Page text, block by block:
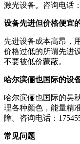
激光设备。咨询电话：
设备先进但价格便宜
先进设备成本高昂，
价格过低的所谓先进
不要被低价蒙蔽。
哈尔滨俪也国际的设
哈尔滨俪也国际的吴
理各种颜色，能量精
障。咨询电话：
常见问题